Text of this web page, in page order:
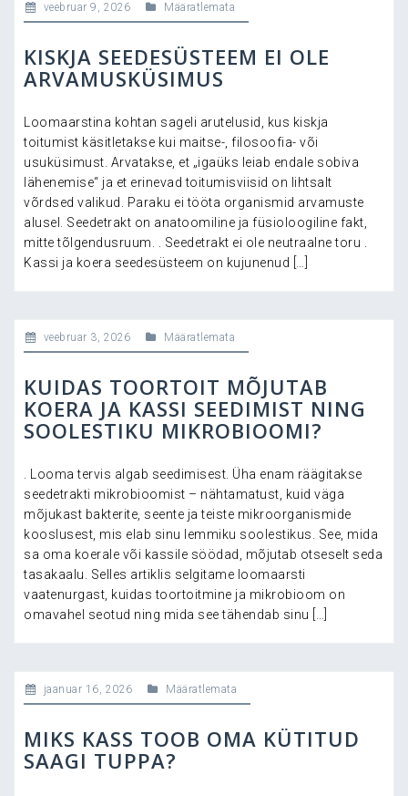
veebruar 9, 2026 Määratlemata
KISKJA SEEDESÜSTEEM EI OLE
ARVAMUSKÜSIMUS
Loomaarstina kohtan sageli arutelusid, kus kiskja
toitumist käsitletakse kui maitse-, filosoofia- või
usuküsimust. Arvatakse, et „igaüks leiab endale sobiva
lähenemise“ ja et erinevad toitumisviisid on lihtsalt
võrdsed valikud. Paraku ei tööta organismid arvamuste
alusel. Seedetrakt on anatoomiline ja füsioloogiline fakt,
mitte tõlgendusruum. . Seedetrakt ei ole neutraalne toru .
Kassi ja koera seedesüsteem on kujunenud […]
veebruar 3, 2026 Määratlemata
KUIDAS TOORTOIT MÕJUTAB
KOERA JA KASSI SEEDIMIST NING
SOOLESTIKU MIKROBIOOMI?
. Looma tervis algab seedimisest. Üha enam räägitakse
seedetrakti mikrobioomist – nähtamatust, kuid väga
mõjukast bakterite, seente ja teiste mikroorganismide
kooslusest, mis elab sinu lemmiku soolestikus. See, mida
sa oma koerale või kassile söödad, mõjutab otseselt seda
tasakaalu. Selles artiklis selgitame loomaarsti
vaatenurgast, kuidas toortoitmine ja mikrobioom on
omavahel seotud ning mida see tähendab sinu […]
jaanuar 16, 2026 Määratlemata
MIKS KASS TOOB OMA KÜTITUD
SAAGI TUPPA?